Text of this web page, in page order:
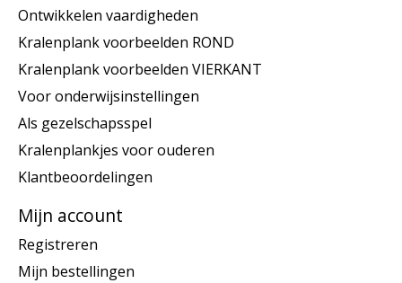
Ontwikkelen vaardigheden
Kralenplank voorbeelden ROND
Kralenplank voorbeelden VIERKANT
Voor onderwijsinstellingen
Als gezelschapsspel
Kralenplankjes voor ouderen
Klantbeoordelingen
Mijn account
Registreren
Mijn bestellingen